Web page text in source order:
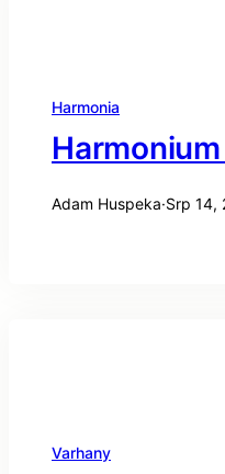
Harmonia
Adam Huspeka·Srp 14,
Varhany